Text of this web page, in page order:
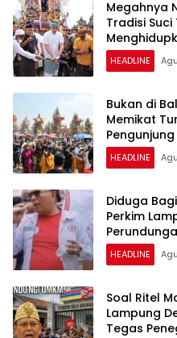
Megahnya
Tradisi
Ikatan
HEADLINE
Bukan di
Memikat
Pengunjung
HEADLINE
Diduga
Perkim
HEADLINE
Soal Ritel
Lampung
Tegas